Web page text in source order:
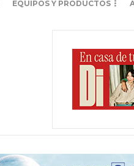
EQUIPOS Y PRODUCTOS